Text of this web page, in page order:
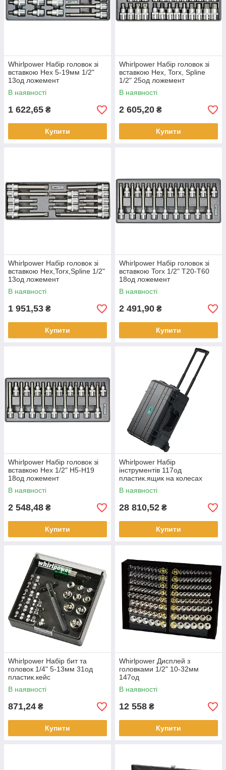
Whirlpower Набір головок зі
вставкою Hex 5-19мм 1/2"
13од ложемент
В наявності
1 622,65 ₴
Купити
Whirlpower Набір головок зі
вставкою Hex, Torx, Spline
1/2" 25од ложемент
В наявності
2 605,20 ₴
Купити
Whirlpower Набір головок зі
вставкою Hex,Torx,Spline 1/2"
13од ложемент
В наявності
1 951,53 ₴
Купити
Whirlpower Набір головок зі
вставкою Torx 1/2" Т20-Т60
18од ложемент
В наявності
2 491,90 ₴
Купити
Whirlpower Набір головок зі
вставкою Hex 1/2" Н5-Н19
18од ложемент
В наявності
2 548,48 ₴
Купити
Whirlpower Набір
інструментів 117од
пластик.ящик на колесах
В наявності
28 810,52 ₴
Купити
Whirlpower Набір бит та
головок 1/4" 5-13мм 31од
пластик.кейс
В наявності
871,24 ₴
Купити
Whirlpower Дисплей з
головками 1/2" 10-32мм
147од
В наявності
12 558 ₴
Купити